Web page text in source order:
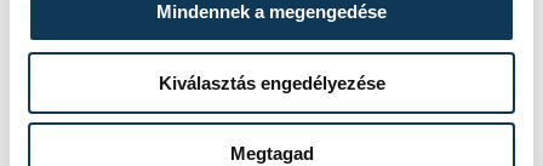
Mindennek a megengedése
Kiválasztás engedélyezése
Megtagad
A Balatoni Kör idén tizenkettedik
alkalommal hirdette meg az év
strandétele versenyt, amelyre minden
eddiginél több, 22 vendéglátóhely 44
étellel indult. Egy fonyódi hely nyert...